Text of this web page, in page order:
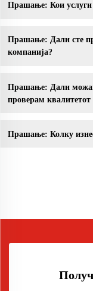
Прашање: Кои услуги
Прашање: Дали сте
компанија?
Прашање: Дали
проверам квалитетот
Прашање: Колку